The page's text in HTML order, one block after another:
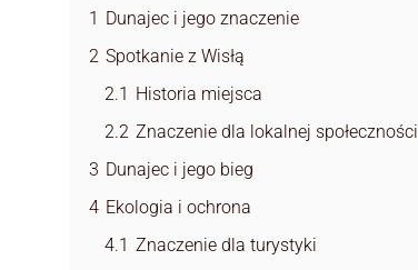
1
Dunajec i jego znaczenie
2 Spotkanie z Wisłą
2.1
Historia miejsca
2.2 Znaczenie dla lokalnej społeczności
3 Dunajec i jego bieg
4 Ekologia i ochrona
4.1 Znaczenie dla turystyki